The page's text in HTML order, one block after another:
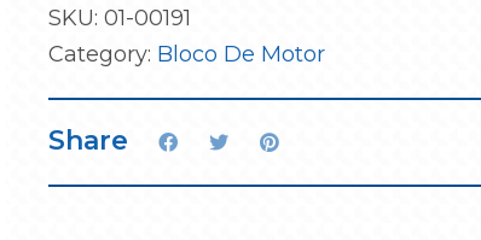
SKU: 01-00191
Category: Bloco De Motor
Share